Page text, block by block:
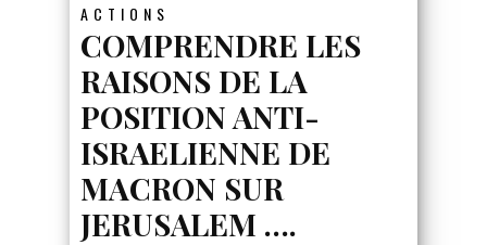
ACTIONS
COMPRENDRE LES
RAISONS DE LA
POSITION ANTI-
ISRAELIENNE DE
MACRON SUR
JERUSALEM ….